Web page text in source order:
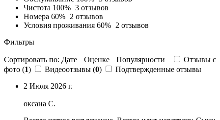
Чистота 100% 3 отзывов
Номера 60% 2 отзывов
Условия проживания 60% 2 отзывов
Фильтры
Сортировать по: Дате Оценке Популярности
Отзывы c
фото (1) Видеоотзывы (0)
Подтвержденные отзывы
2 Июля 2026 г.
оксана С.